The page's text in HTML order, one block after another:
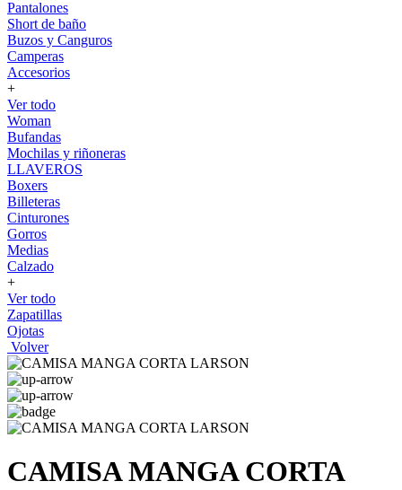
Pantalones
Short de baño
Buzos y Canguros
Camperas
Accesorios
+
Ver todo
Woman
Bufandas
Mochilas y riñoneras
LLAVEROS
Boxers
Billeteras
Cinturones
Gorros
Medias
Calzado
+
Ver todo
Zapatillas
Ojotas
Volver
CAMISA MANGA CORTA